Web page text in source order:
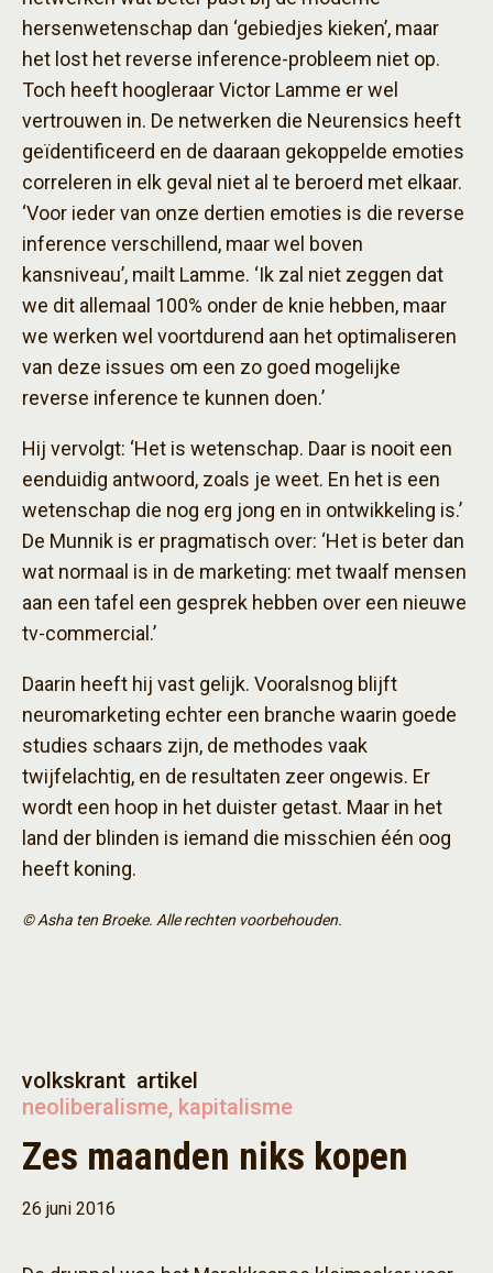
hersenwetenschap dan ‘gebiedjes kieken’, maar
het lost het reverse inference-probleem niet op.
Toch heeft hoogleraar Victor Lamme er wel
vertrouwen in. De netwerken die Neurensics heeft
geïdentificeerd en de daaraan gekoppelde emoties
correleren in elk geval niet al te beroerd met elkaar.
‘Voor ieder van onze dertien emoties is die reverse
inference verschillend, maar wel boven
kansniveau’, mailt Lamme. ‘Ik zal niet zeggen dat
we dit allemaal 100% onder de knie hebben, maar
we werken wel voortdurend aan het optimaliseren
van deze issues om een zo goed mogelijke
reverse inference te kunnen doen.’
Hij vervolgt: ‘Het is wetenschap. Daar is nooit een
eenduidig antwoord, zoals je weet. En het is een
wetenschap die nog erg jong en in ontwikkeling is.’
De Munnik is er pragmatisch over: ‘Het is beter dan
wat normaal is in de marketing: met twaalf mensen
aan een tafel een gesprek hebben over een nieuwe
tv-commercial.’
Daarin heeft hij vast gelijk. Vooralsnog blijft
neuromarketing echter een branche waarin goede
studies schaars zijn, de methodes vaak
twijfelachtig, en de resultaten zeer ongewis. Er
wordt een hoop in het duister getast. Maar in het
land der blinden is iemand die misschien één oog
heeft koning.
© Asha ten Broeke. Alle rechten voorbehouden.
volkskrant artikel
neoliberalisme, kapitalisme
Zes maanden niks kopen
26 juni 2016